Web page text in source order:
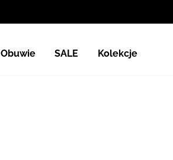
Obuwie SALE Kolekcje